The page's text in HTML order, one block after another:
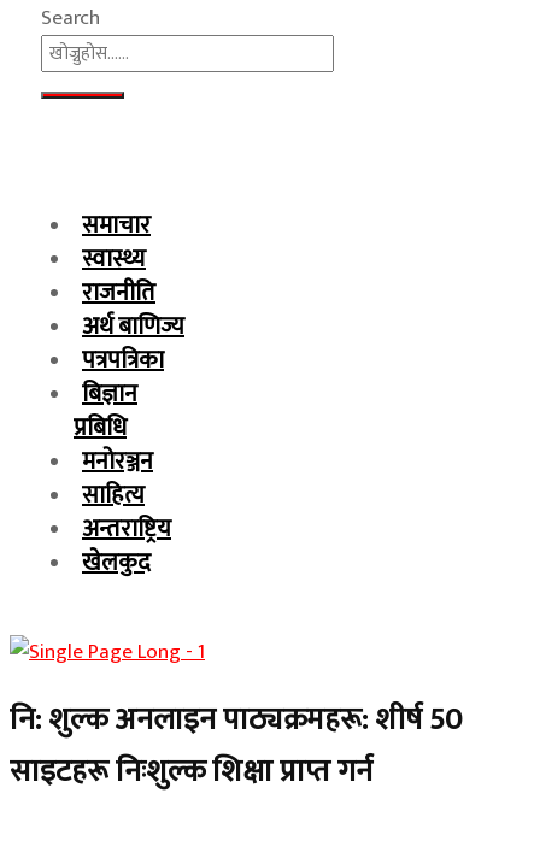
Search
समाचार
स्वास्थ्य
राजनीति
अर्थ बाणिज्य
पत्रपत्रिका
बिज्ञान
प्रबिधि
मनोरञ्जन
साहित्य
अन्तराष्ट्रिय
खेलकुद
नि: शुल्क अनलाइन पाठ्यक्रमहरू: शीर्ष 50
साइटहरू निःशुल्क शिक्षा प्राप्त गर्न